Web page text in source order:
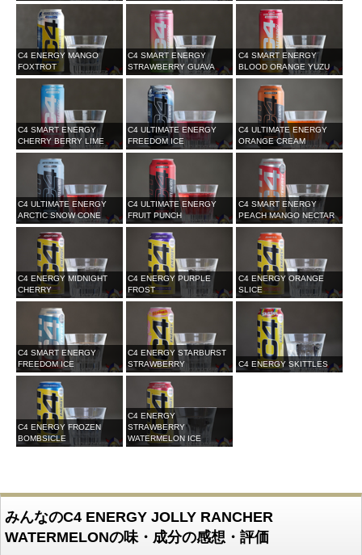
C4 ENERGY MANGO
FOXTROT
C4 SMART ENERGY
STRAWBERRY GUAVA
C4 SMART ENERGY
BLOOD ORANGE YUZU
C4 SMART ENERGY
CHERRY BERRY LIME
C4 ULTIMATE ENERGY
FREEDOM ICE
C4 ULTIMATE ENERGY
ORANGE CREAM
C4 ULTIMATE ENERGY
ARCTIC SNOW CONE
C4 ULTIMATE ENERGY
FRUIT PUNCH
C4 SMART ENERGY
PEACH MANGO NECTAR
C4 ENERGY MIDNIGHT
CHERRY
C4 ENERGY PURPLE
FROST
C4 ENERGY ORANGE
SLICE
C4 SMART ENERGY
FREEDOM ICE
C4 ENERGY STARBURST
STRAWBERRY
C4 ENERGY SKITTLES
C4 ENERGY FROZEN
BOMBSICLE
C4 ENERGY
STRAWBERRY
WATERMELON ICE
みんなのC4 ENERGY JOLLY RANCHER
WATERMELONの味・成分の感想・評価